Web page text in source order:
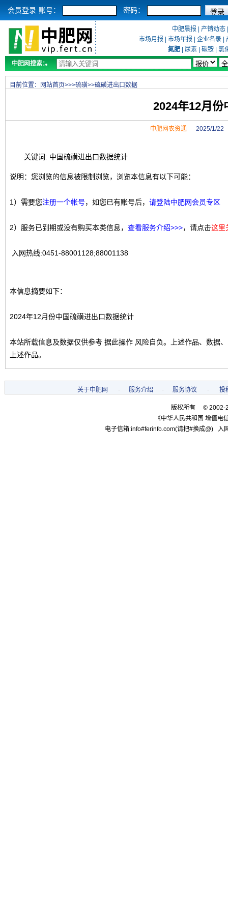
会员登录 账号： 密码：
中肥晨报 产销动态
市场月报
市场年报 企业名录
氮肥
尿素 碳铵
氯
中肥网搜索：
目前位置： 网站首页>>>硫磺>>硫磺进出口数据
2024年12月份
中肥网农资通 2025/1/22
关键词: 中国硫磺进出口数据统计
说明：您浏览的信息被限制浏览，浏览本信息有以下可能：
1）需要您注册一个帐号，如您已有账号后， 请登陆中肥网会员专区
2）服务已到期或没有购买本类信息， 查看服务介绍>>>，请点击这里
入网热线:0451-88001128;88001138
本信息摘要如下：
2024年12月份中国硫磺进出口数据统计
本站所载信息及数据仅供参考 据此操作 风险自负。上述作品、数据
上述作品。
关于中肥网 - 服务介绍 - 服务协议 - 投
版权所有 © 2002-
《中华人民共和国 增值电
电子信箱:info#ferinfo.com(请把#换成@)